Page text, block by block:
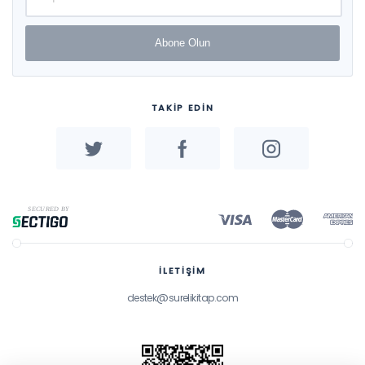
Abone Olun
TAKİP EDİN
İLETİŞİM
destek@surelikitap.com